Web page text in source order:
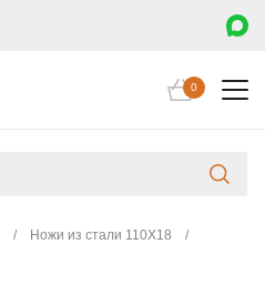
0
/ Ножи из стали 110Х18
/